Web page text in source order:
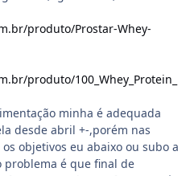
produto/Prostar-Whey-
produto/100_Whey_Protein_
minha é adequada
desde abril +-,porém nas
objetivos eu abaixo ou subo a
é que final de